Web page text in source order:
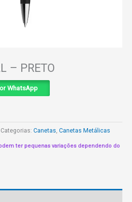
– PRETO
WhatsApp
Categorias: Canetas, Canetas Metálicas
ter pequenas variações dependendo do